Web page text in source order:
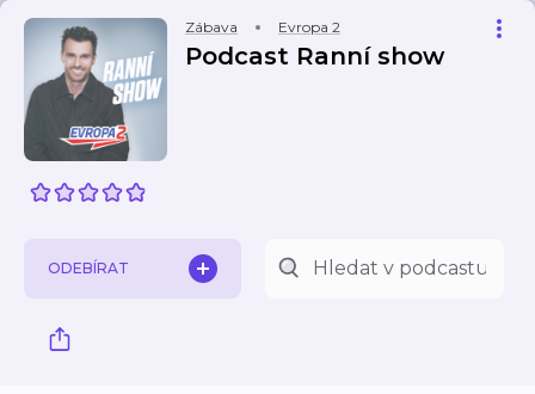
Zábava Evropa 2
Podcast Ranní show
ODEBÍRAT